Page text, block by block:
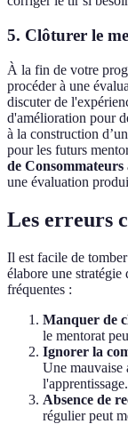
5. Clôturer le
À la fin de votre
procéder à une
discuter de
d'amélioration pour
à la construction
pour les futurs
de Consommateurs
une évaluation
Les erreurs
Il est facile de
élabore une
fréquentes :
Manquer de
le mentorat
Ignorer la
Une mauvaise
l'apprentissage.
Absence de
régulier peut